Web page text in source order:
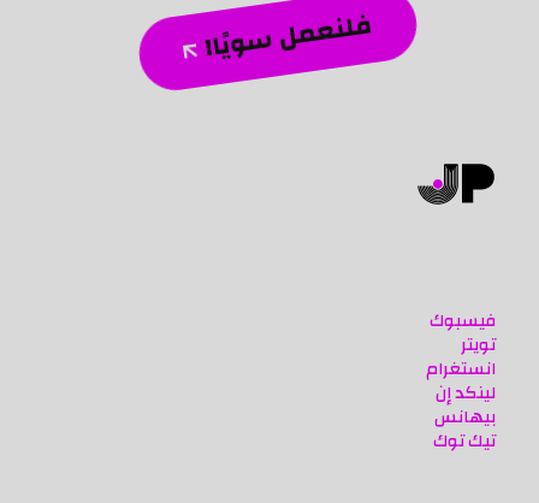
فلنعمل سويًا!
فيسبوك
تويتر
انستغرام
لينكد إن
بيهانس
تيك توك